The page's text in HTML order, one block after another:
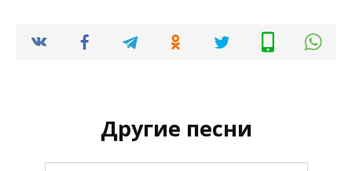
Другие песни